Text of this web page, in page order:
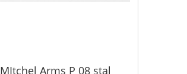
MItchel Arms P 08 stal